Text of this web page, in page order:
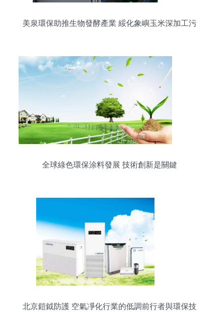
美泉環保助推生物發酵產業 綏化象嶼玉米深加工污
全球綠色環保涂料發展 技術創新是關鍵
北京鎧鉞防護 空氣凈化行業的低調前行者與環保技